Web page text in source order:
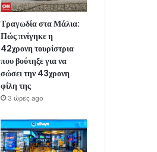
Τραγωδία στα Μάλια:
Πώς πνίγηκε η
42χρονη τουρίστρια
που βούτηξε για να
σώσει την 43χρονη
φίλη της
3 ώρες ago